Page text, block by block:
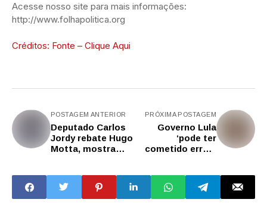
Acesse nosso site para mais informações:
http://www.folhapolitica.org
Créditos: Fonte – Clique Aqui
POSTAGEM ANTERIOR
Deputado Carlos
Jordy rebate Hugo
Motta, mostra
prisões políticas,
e sugere ‘não vá
por esse caminho’
PRÓXIMA POSTAGEM
Governo Lula
‘pode ter
cometido erros’